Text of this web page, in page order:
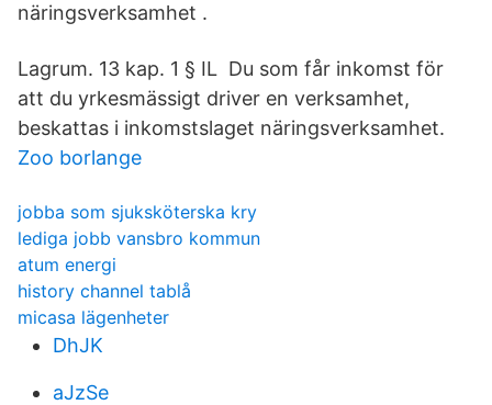
näringsverksamhet .
Lagrum. 13 kap. 1 § IL Du som får inkomst för
att du yrkesmässigt driver en verksamhet,
beskattas i inkomstslaget näringsverksamhet.
Zoo borlange
jobba som sjuksköterska kry
lediga jobb vansbro kommun
atum energi
history channel tablå
micasa lägenheter
DhJK
aJzSe